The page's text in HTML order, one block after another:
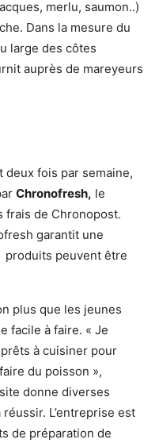
merlu, saumon..)
Dans la mesure du
large des côtes
auprès de mareyeurs
fois par semaine,
Chronofresh, le
frais de Chronopost.
garantit une
produits peuvent être
plus que les jeunes
facile à faire. « Je
à cuisiner pour
du poisson »,
donne diverses
L’entreprise est
de préparation de